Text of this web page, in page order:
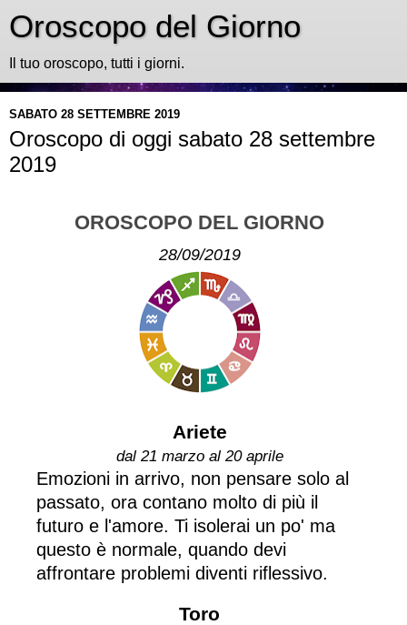
Oroscopo del Giorno
Il tuo oroscopo, tutti i giorni.
SABATO 28 SETTEMBRE 2019
Oroscopo di oggi sabato 28 settembre
2019
OROSCOPO DEL GIORNO
28/09/2019
Ariete
dal 21 marzo al 20 aprile
Emozioni in arrivo, non pensare solo al
passato, ora contano molto di più il
futuro e l'amore. Ti isolerai un po' ma
questo è normale, quando devi
affrontare problemi diventi riflessivo.
Toro